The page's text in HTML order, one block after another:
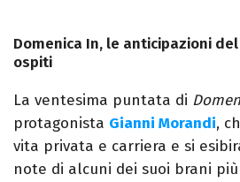
Domenica In, le anticipazioni
ospiti
La ventesima puntata di
protagonista Gianni Morandi,
vita privata e carriera e si
note di alcuni dei suoi brani